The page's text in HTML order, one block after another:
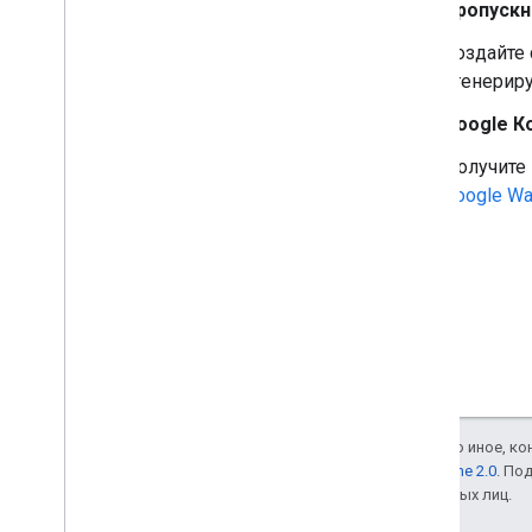
Google
Google
Если не указано иное,
лицензии Apache 2.0 .
аффилированных лиц.